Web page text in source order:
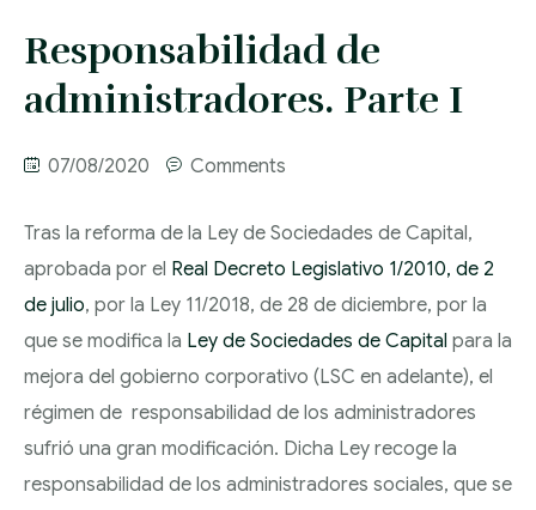
INSATISFECHO
COMPRAVENTA DE
CONTRATACIÓN
MERCANTIL
SOCIEDADES
DERECHO LABORAL
ASESORAMIENTO
POR DESPIDO
ACCIDENTE
LABORAL
INCAPACIDAD
LABORAL
ACOSO LABORAL
PROCESAL CIVIL Y
DE CANTIDADES
RESPONSABILIDAD
DE VICIOS
CONSTRUCTIVOS
INCUMPLIMIENTO
DE CONTRATOS
EXTRANJERÍA
OBTENCIÓN
NACIONALIDAD
ESPAÑOLA
DERECHO
TRIBUTARIO Y FISCAL
DERECHO
INTERNACIONAL
DERECHO DE FAMILIA
ABOGADOS EN
VALENCIA
CONTACTO
Responsabilidad de
administradores. Parte I
07/08/2020 Comments
Tras la reforma de la Ley de Sociedades de Capital,
aprobada por el Real Decreto Legislativo 1/2010, de 2
de julio, por la Ley 11/2018, de 28 de diciembre, por la
que se modifica la Ley de Sociedades de Capital para la
mejora del gobierno corporativo (LSC en adelante), el
régimen de responsabilidad de los administradores
sufrió una gran modificación. Dicha Ley recoge la
responsabilidad de los administradores sociales, que se